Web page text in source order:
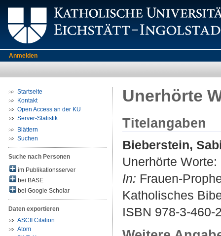
Anmelden
Startseite
Kontakt
Open Access an der KU
Server-Statistik
Blättern
Suchen
Suche nach Personen
im Publikationsserver
bei BASE
bei Google Scholar
Daten exportieren
ASCII Citation
Atom
Unerhörte
Titelangaben
Bieberstein,
Unerhörte
In: Frauen-
Katholisches
ISBN 978-3-460-